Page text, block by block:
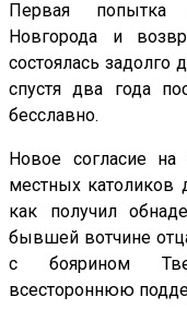
Первая попытка
Новгорода и
состоялась задолго
спустя два года
бесславно.
Новое согласие
местных католиков
как получил
бывшей вотчине
с боярином
всестороннюю